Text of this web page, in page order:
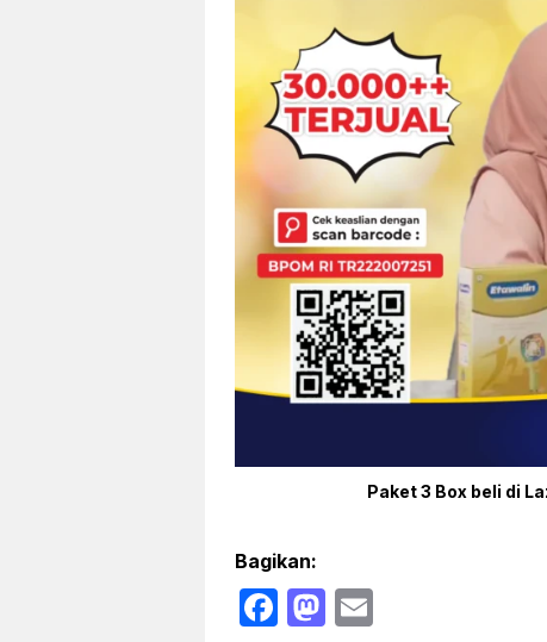
Paket 3 Box beli di
Bagikan:
F
M